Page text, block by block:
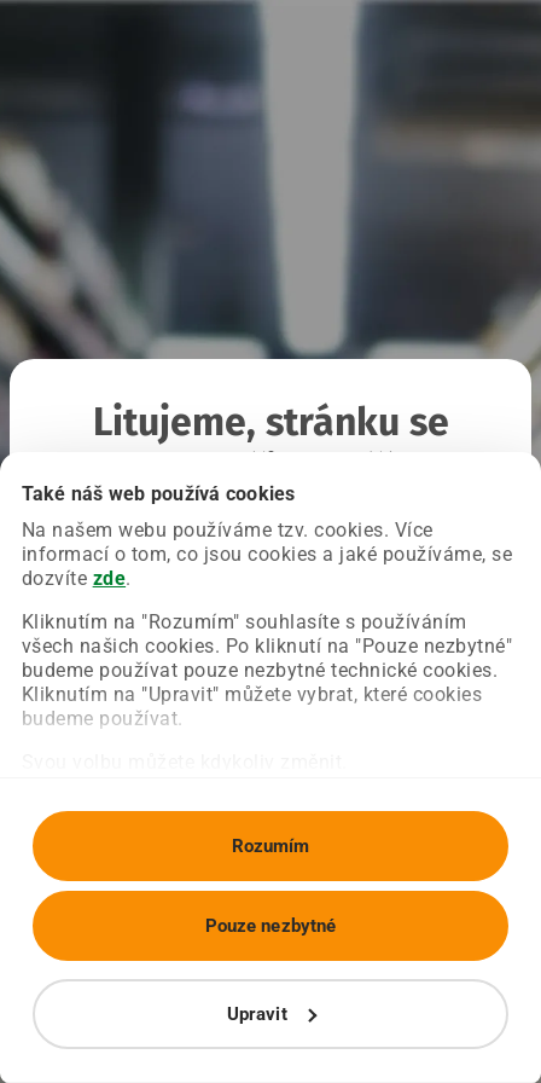
Také náš web používá cookies
Na našem webu používáme tzv. cookies. Více
informací o tom, co jsou cookies a jaké používáme, se
dozvíte zde.
Kliknutím na "Rozumím" souhlasíte s používáním
všech našich cookies. Po kliknutí na "Pouze nezbytné"
budeme používat pouze nezbytné technické cookies.
Kliknutím na "Upravit" můžete vybrat, které cookies
budeme používat.
Rozumím
Upravit
Pouze nezbytné
Litujeme, stránku se
Chyba nastala na naší straně a už ji opravujeme.
Zkuste prosím znovu načíst požadovanou stránku.
Obnovit stránku Úvodní strana